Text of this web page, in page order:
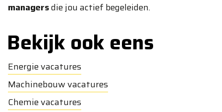
managersdie jou actief begeleiden.
Bekijk ook eens
Energie vacatures
Machinebouw vacatures
Chemie vacatures